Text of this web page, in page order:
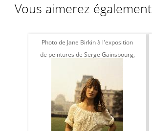
Vous aimerez également
Photo de Jane Birkin à l'exposition
de peintures de Serge Gainsbourg,